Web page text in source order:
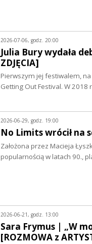
2026-07-06, godz. 20:00
Julia Bury wydała
ZDJĘCIA]
Pierwszym jej festiwalem,
Getting Out Festival. W
2026-06-29, godz. 19:00
No Limits wrócił na
Założona przez Macieja
popularnością w latach 90.,
2026-06-21, godz. 13:00
Sara Frymus | „W
[ROZMOWA z